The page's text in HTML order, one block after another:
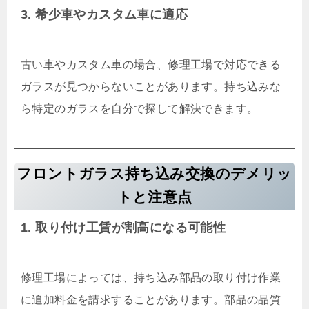
3. 希少車やカスタム車に適応
古い車やカスタム車の場合、修理工場で対応できる
ガラスが見つからないことがあります。持ち込みな
ら特定のガラスを自分で探して解決できます。
フロントガラス持ち込み交換のデメリッ
トと注意点
1. 取り付け工賃が割高になる可能性
修理工場によっては、持ち込み部品の取り付け作業
に追加料金を請求することがあります。部品の品質